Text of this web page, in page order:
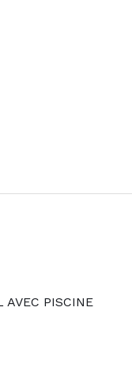
AVEC PISCINE